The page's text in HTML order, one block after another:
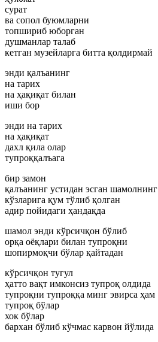
сурат
ва сопол буюмларни
топшириб юборган
душманлар талаб
кетган музейларга битта қолдирмай
энди қалъанинг
на тарих
на ҳақиқат билан
иши бор
энди на тарих
на ҳақиқат
дахл қила олар
тупроққалъага
бир замон
қалъанинг устидан эсган шамолнинг
кўзларига қум тўлиб қолган
адир пойидаги ҳандақда
шамол энди кўрсичқон бўлиб
орқа оёқлари билан тупроқни
шопирмоқчи бўлар қайтадан
кўрсичқон тугул
ҳатто вақт имконсиз тупроқ олдида
тупроқни тупроққа минг эвирса ҳам
тупроқ бўлар
хок бўлар
бархан бўлиб кўчмас карвон йўлида